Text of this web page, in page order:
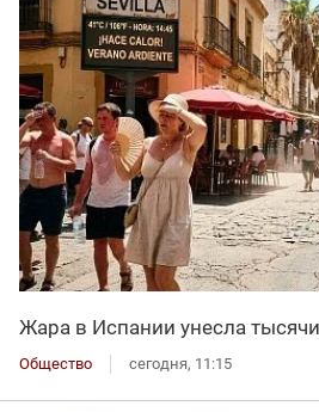
Жара в Испании унесла
Общество сегодня, 11:15